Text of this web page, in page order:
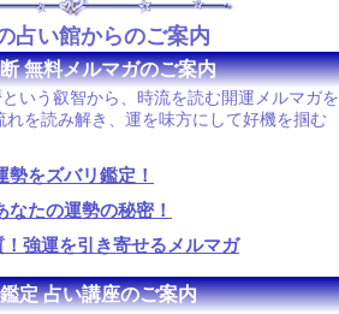
占い館からのご案内
無料メルマガのご案内
いう叡智から、時流を読む開運メルマガを
を読み解き、運を味方にして好機を掴む
勢をズバリ鑑定！
なたの運勢の秘密！
強運を引き寄せるメルマガ
定 占い講座のご案内